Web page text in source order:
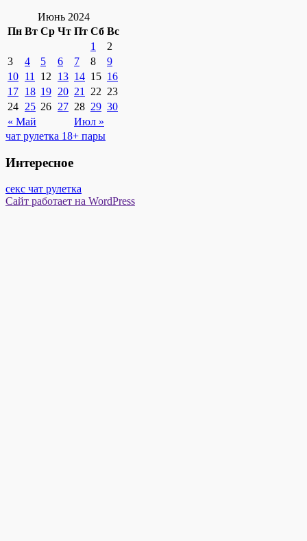
Июнь 2024
Пн Вт Ср Чт Пт Сб Вс
« Май Июл »
1
2
3
4 5 6 7 8
9
10 11 12 13 14 15 16
17 18 19 20 21 22 23
24 25 26 27 28 29 30
чат рулетка 18+ пары
Интересное
секс чат рулетка
Сайт работает на WordPress